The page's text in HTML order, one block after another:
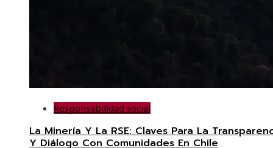
Responsabilidad social
La Minería Y La RSE: Claves Para La
Y Diálogo Con Comunidades En Chile